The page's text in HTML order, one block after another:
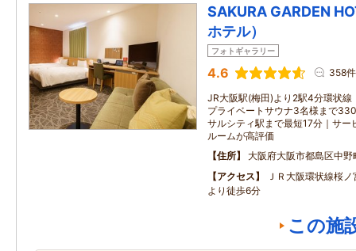
SAKURA GARDEN
ホテル）
フォトギャラリー
4.6 358件
JR大阪駅(梅田)より2駅4分環状
プライベートサウナ3名様まで
サルシティ駅まで最短17分｜サー
ルームが高評価
住所
大阪府大阪市都島区中
アクセス
ＪＲ大阪環状線桜
より徒歩6分
この施